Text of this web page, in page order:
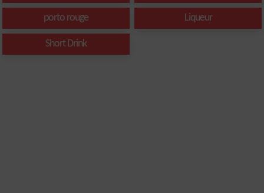
porto rouge Liqueur
Short Drink